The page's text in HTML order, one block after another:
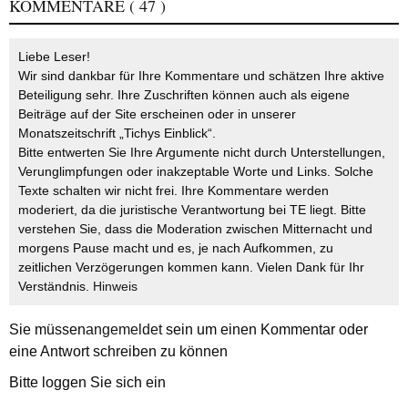
KOMMENTARE ( 47 )
Liebe Leser!
Wir sind dankbar für Ihre Kommentare und schätzen Ihre aktive
Beteiligung sehr. Ihre Zuschriften können auch als eigene
Beiträge auf der Site erscheinen oder in unserer
Monatszeitschrift „Tichys Einblick“.
Bitte entwerten Sie Ihre Argumente nicht durch Unterstellungen,
Verunglimpfungen oder inakzeptable Worte und Links. Solche
Texte schalten wir nicht frei. Ihre Kommentare werden
moderiert, da die juristische Verantwortung bei TE liegt. Bitte
verstehen Sie, dass die Moderation zwischen Mitternacht und
morgens Pause macht und es, je nach Aufkommen, zu
zeitlichen Verzögerungen kommen kann. Vielen Dank für Ihr
Verständnis. Hinweis
Sie müssenangemeldetsein um einen Kommentar oder
eine Antwort schreiben zu können
Bitte loggen Sie sich ein